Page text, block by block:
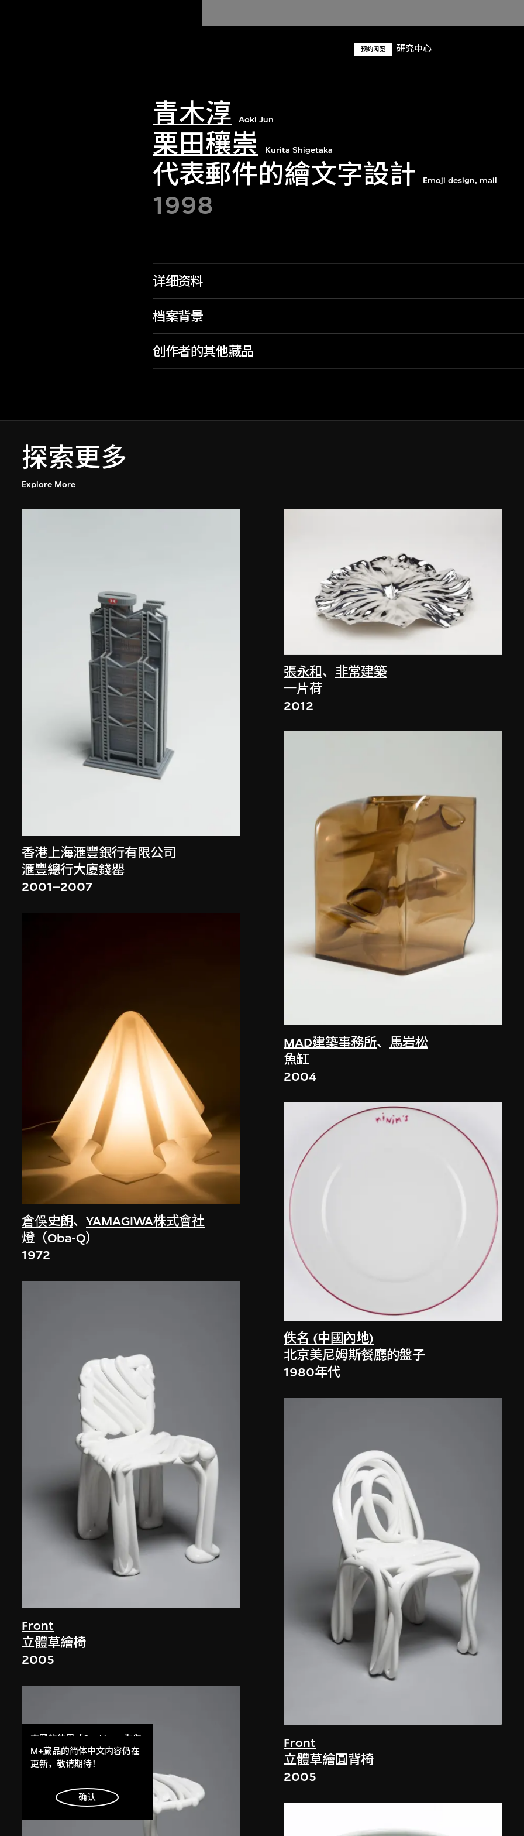
预约阅览 研究中心
青木淳 Aoki Jun
栗田穰崇 Kurita Shigetaka
代表郵件的繪文字設計 Emoji design, mail
1998
详细资料
档案背景
创作者的其他藏品
探索更多
Explore More
香港上海滙豐銀行有限公司
滙豐總行大廈錢罌
2001–2007
倉俁史朗、YAMAGIWA株式會社
燈（Oba-Q）
1972
Front
立體草繪椅
2005
張永和、 非常建築
一片荷
2012
MAD建築事務所、 馬岩松
魚缸
2004
佚名 (中國內地)
北京美尼姆斯餐廳的盤子
1980年代
Front
立體草繪圓背椅
2005
本网站使用「Cookies」为你
提供最好的网站体验。
了解更多
明白
M+藏品的简体中文内容仍在
更新，敬请期待！
确认